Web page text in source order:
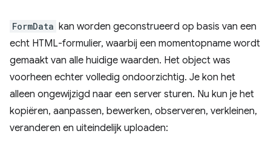
FormData kan worden geconstrueerd op basis van een
echt HTML-formulier, waarbij een momentopname wordt
gemaakt van alle huidige waarden. Het object was
voorheen echter volledig ondoorzichtig. Je kon het
alleen ongewijzigd naar een server sturen. Nu kun je het
kopiëren, aanpassen, bewerken, observeren, verkleinen,
veranderen en uiteindelijk uploaden: